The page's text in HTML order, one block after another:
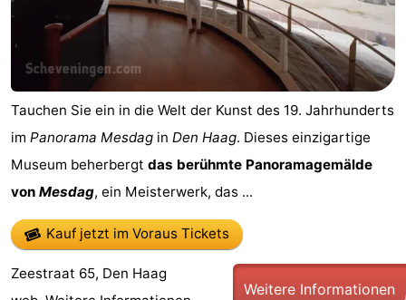
Tauchen Sie ein in die Welt der Kunst des 19. Jahrhunderts
im Panorama Mesdag in Den Haag. Dieses einzigartige
Museum beherbergt das berühmte Panoramagemälde
von Mesdag, ein Meisterwerk, das ...
Kauf jetzt im Voraus Tickets
Zeestraat 65, Den Haag
Weitere Informationen